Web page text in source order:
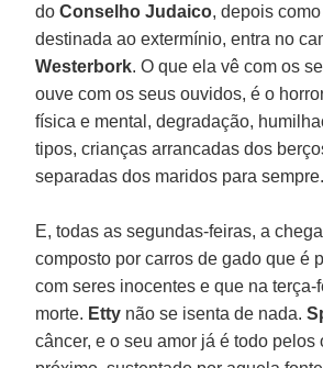
doConselho Judaico, depois
destinada ao extermínio, entra no
Westerbork. O que ela vê com os
ouve com os seus ouvidos, é o
física e mental, degradação,
tipos, crianças arrancadas dos
separadas dos maridos para sempre.
E, todas as segundas-feiras, a
composto por carros de gado que é
com seres inocentes e que na terça-
morte. Etty não se isenta de nada.
câncer, e o seu amor já é todo pelos